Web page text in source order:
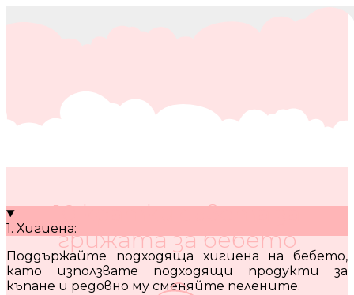
10 кратки съвета за
грижата за бебето
1. Хигиена:
Поддържайте подходяща хигиена на бебето,
като използвате подходящи продукти за
къпане и редовно му сменяйте пелените.